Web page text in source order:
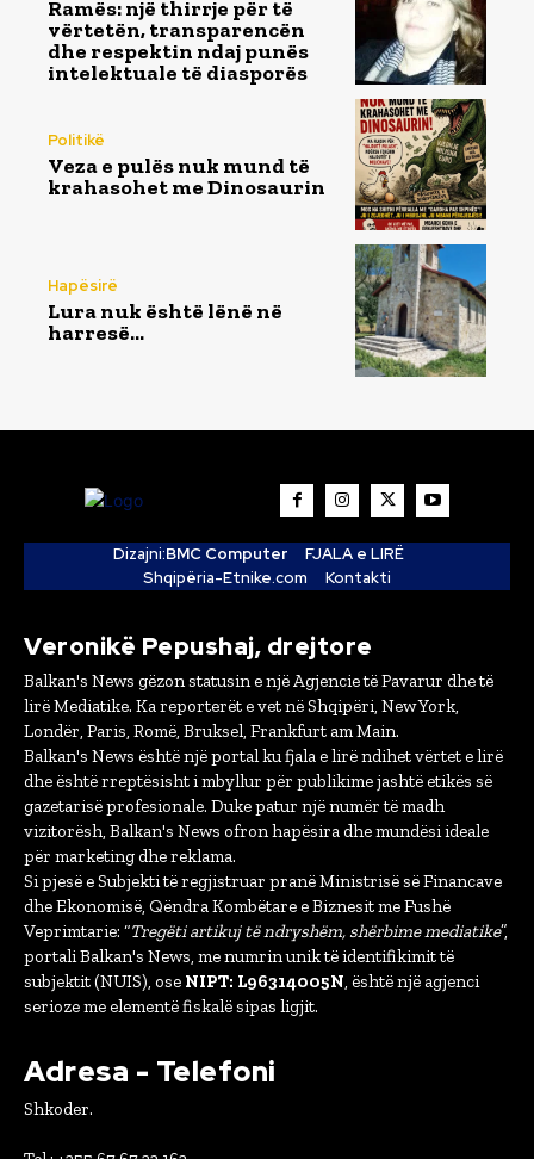
Ramës: një thirrje për të
vërtetën, transparencën
dhe respektin ndaj punës
intelektuale të diasporës
Politikë
Veza e pulës nuk mund të
krahasohet me Dinosaurin
Hapësirë
Lura nuk është lënë në
harresë…
Dizajni:BMC Computer
FJALA e LIRË
Shqipëria-Etnike.com
Kontakti
Veronikë Pepushaj, drejtore
Balkan's News gëzon statusin e një Agjencie të Pavarur dhe të
lirë Mediatike. Ka reporterët e vet në Shqipëri, New York,
Londër, Paris, Romë, Bruksel, Frankfurt am Main.
Balkan's News është një portal ku fjala e lirë ndihet vërtet e lirë
dhe është rreptësisht i mbyllur për publikime jashtë etikës së
gazetarisë profesionale. Duke patur një numër të madh
vizitorësh, Balkan's News ofron hapësira dhe mundësi ideale
për marketing dhe reklama.
Si pjesë e Subjekti të regjistruar pranë Ministrisë së Financave
dhe Ekonomisë, Qëndra Kombëtare e Biznesit me Fushë
Veprimtarie: “Tregëti artikuj të ndryshëm, shërbime mediatike”,
portali Balkan's News, me numrin unik të identifikimit të
subjektit (NUIS), ose NIPT: L96314005N, është një agjenci
serioze me elementë fiskalë sipas ligjit.
Adresa - Telefoni
Shkoder.